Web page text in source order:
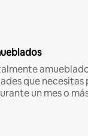
que necesitas
un mes o